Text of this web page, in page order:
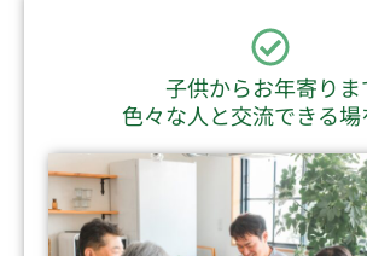
子供からお年寄りま
色々な人と交流できる